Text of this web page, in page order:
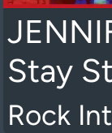
Stay
Rock